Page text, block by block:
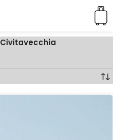
Civitavecchia